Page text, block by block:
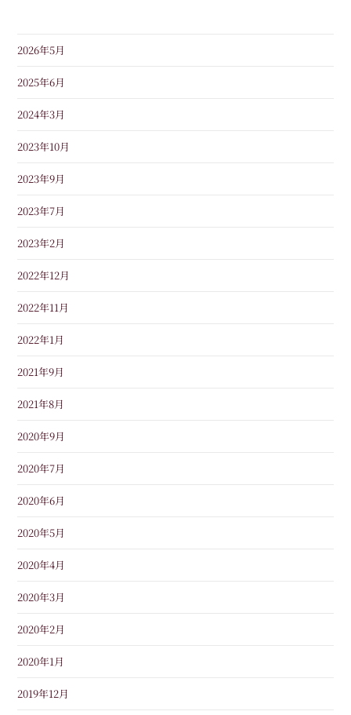
2026年5月
2025年6月
2024年3月
2023年10月
2023年9月
2023年7月
2023年2月
2022年12月
2022年11月
2022年1月
2021年9月
2021年8月
2020年9月
2020年7月
2020年6月
2020年5月
2020年4月
2020年3月
2020年2月
2020年1月
2019年12月